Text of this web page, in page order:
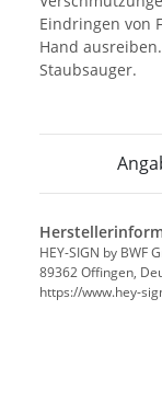
Eindringen von
Hand
Staubsauger.
HEY-SIGN by BWF
89362 Offingen,
https://www.hey-